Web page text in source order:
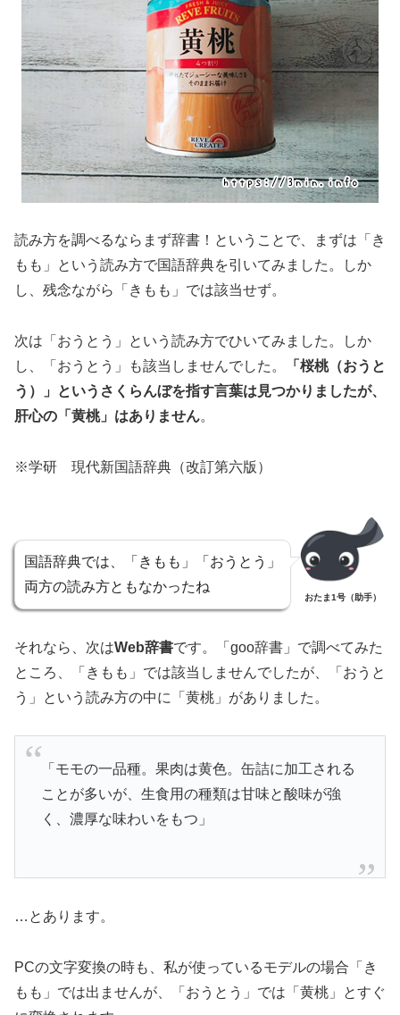
読み方を調べるならまず辞書！ということで、まずは「き
もも」という読み方で国語辞典を引いてみました。しか
し、残念ながら「きもも」では該当せず。
次は「おうとう」という読み方でひいてみました。しか
し、「おうとう」も該当しませんでした。
「桜桃（おうと
う）」というさくらんぼを指す言葉は見つかりましたが、
肝心の「黄桃」はありません。
※学研 現代新国語辞典（改訂第六版）
国語辞典では、「きもも」「おうとう」
両方の読み方ともなかったね
おたま1号（助手）
それなら、次はWeb辞書です。「goo辞書」で調べてみた
ところ、「きもも」では該当しませんでしたが、「おうと
う」という読み方の中に「黄桃」がありました。
「モモの一品種。果肉は黄色。缶詰に加工される
ことが多いが、生食用の種類は甘味と酸味が強
く、濃厚な味わいをもつ」
…とあります。
PCの文字変換の時も、私が使っているモデルの場合「き
もも」では出ませんが、「おうとう」では「黄桃」とすぐ